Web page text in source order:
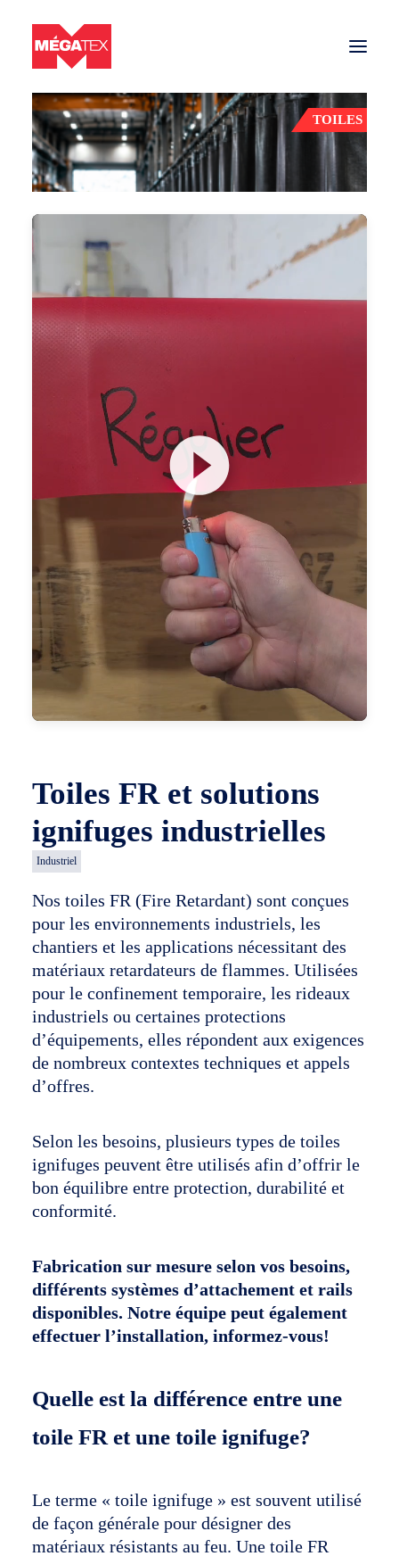
Secteurs
Toiles et filets
Nous joindre
Entreprise de toiles et filets partout au Québec
Retour aux produits
TOILES
Toiles FR et solutions
ignifuges industrielles
Industriel
Nos toiles FR (Fire Retardant) sont conçues
pour les environnements industriels, les
chantiers et les applications nécessitant des
matériaux retardateurs de flammes. Utilisées
pour le confinement temporaire, les rideaux
industriels ou certaines protections
d’équipements, elles répondent aux exigences
de nombreux contextes techniques et appels
d’offres.
Selon les besoins, plusieurs types de toiles
ignifuges peuvent être utilisés afin d’offrir le
bon équilibre entre protection, durabilité et
conformité.
Fabrication sur mesure selon vos besoins,
différents systèmes d’attachement et rails
disponibles. Notre équipe peut également
effectuer l’installation, informez-vous!
Quelle est la différence entre une
toile FR et une toile ignifuge?
Le terme « toile ignifuge » est souvent utilisé
de façon générale pour désigner des
matériaux résistants au feu. Une toile FR